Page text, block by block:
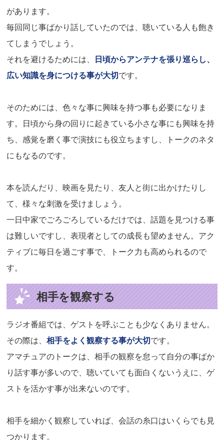
があります。
毎回同じ事ばかり話していたのでは、聴いている人も飽き
てしまうでしょう。
それを避けるためには、
日頃からアンテナを張り巡らし、
広い知識を身につける事が大切です。
そのためには、色々な事に興味を持つ事も必要になりま
す。日頃から身の回りに起きている小さな事にも興味を持
ち、感覚を磨く事で演技にも役立ちますし、トークのネタ
にもなるのです。
本を読んだり、映画を見たり、友人と街に出かけたりし
て、様々な刺激を受けましょう。
一日中家でごろごろしているだけでは、話題を見つける事
は難しいですし、表現者としての成長も望めません。アク
ティブに毎日を過ごす事で、トーク力も高められるので
す。
相手を観察する
ラジオ番組では、ゲストを呼ぶことも少なくありません。
その際は、相手をよく観察する事が大切です。
アマチュアのトークは、相手の観察を怠って自分の事ばか
り話す事が多いので、聴いていても面白くないうえに、ゲ
ストを活かす事が出来ないのです。
相手を細かく観察していれば、会話の糸口はいくらでも見
つかります。